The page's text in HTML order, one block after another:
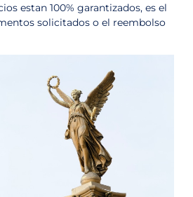
estan 100% garantizados, es el
solicitados o el reembolso